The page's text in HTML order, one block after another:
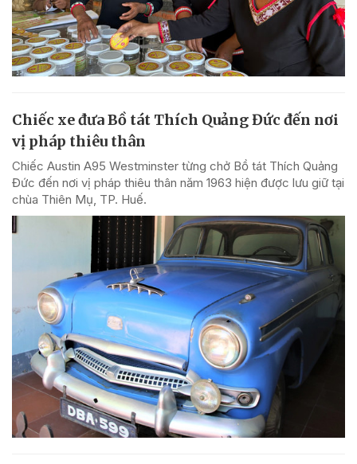
Chiếc xe đưa Bồ tát Thích Quảng Đức đến nơi
vị pháp thiêu thân
Chiếc Austin A95 Westminster từng chở Bồ tát Thích Quảng
Đức đến nơi vị pháp thiêu thân năm 1963 hiện được lưu giữ tại
chùa Thiên Mụ, TP. Huế.